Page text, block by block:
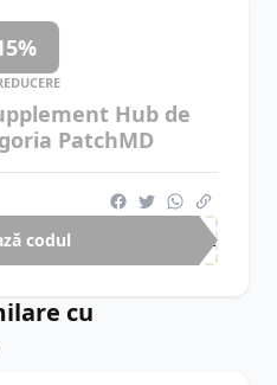
Hub de
PatchMD
codul
Pat
cu